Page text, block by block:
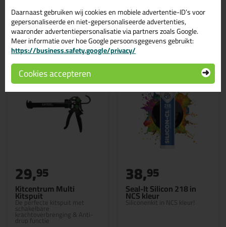
Gerelateerde producten
Kitcentrum Multi
Kitspuit
De perfecte kitspuit met
schakelbare
krachtoverbrenging & Anti-
drup functie
29,95
Seal-It Silicon 218 in
NCS kleur
Siliconenkit in NCS kleur!
38,95
Daarnaast gebruiken wij cookies en mobiele advertentie-ID’s voor
gepersonaliseerde en niet-gepersonaliseerde advertenties,
waaronder advertentiepersonalisatie via partners zoals Google.
Meer informatie over hoe Google persoonsgegevens gebruikt:
https://business.safety.google/privacy/
Cookies accepteren